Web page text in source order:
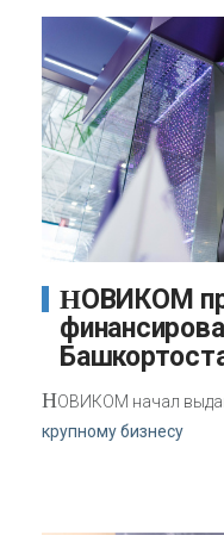
НОВИКОМ предоставит
НОВИКОМ начал
крупному бизнесу